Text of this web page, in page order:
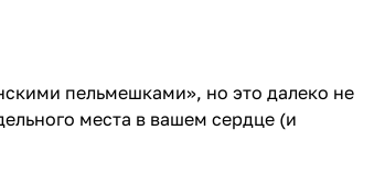
пельмешками», но это далеко не
места в вашем сердце (и